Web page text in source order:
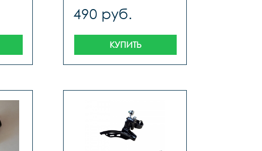
490 руб.
КУПИТЬ